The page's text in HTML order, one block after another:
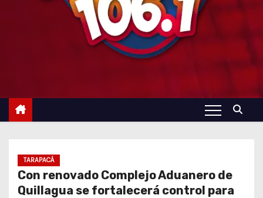
TARAPACÁ
Con renovado Complejo Aduanero de
Quillagua se fortalecerá control para